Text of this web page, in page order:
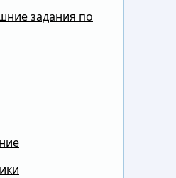
задания по